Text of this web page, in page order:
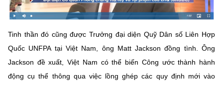
Tinh thần đó cũng được Trưởng đại diện Quỹ Dân số Liên Hợp
Quốc UNFPA tại Việt Nam, ông Matt Jackson đồng tình. Ông
Jackson đề xuất, Việt Nam có thể biến Công ước thành hành
động cụ thể thông qua việc lồng ghép các quy định mới vào